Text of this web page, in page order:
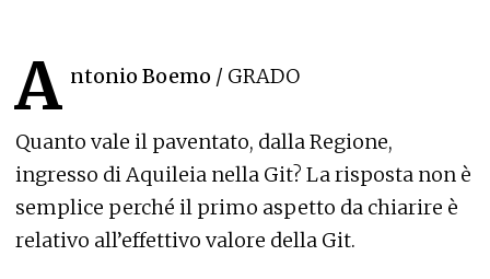
A ntonio Boemo / GRADO
Quanto vale il paventato, dalla Regione,
ingresso di Aquileia nella Git? La risposta non è
semplice perché il primo aspetto da chiarire è
relativo all’effettivo valore della Git.